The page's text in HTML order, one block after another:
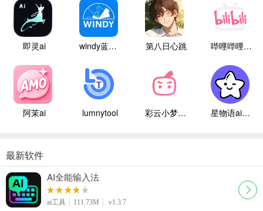
即灵ai windy蓝色气象 第八日心跳 哔哩哔哩白色版
阿茉ai lumnytool 彩云小梦国际版 星物语ai聊天
最新软件
AI全能输入法
ai工具 111.73M v1.3.7